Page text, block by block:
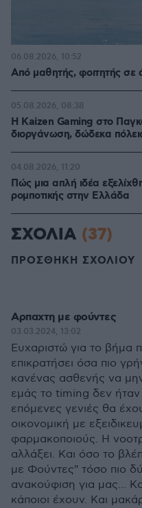
Από μαθητής, φοιτητής σε
06.08.2026, 10:52
H Kaizen Gaming στο
διοργάνωση, δώδεκα
05.08.2026, 08:38
Πώς μια απλή ιδέα
ρομποτικής στην Ελλάδα
04.08.2026, 11:20
ΣΧΟΛΙΑ (37)
ΠΡΟΣΘΗΚΗ ΣΧΟΛΙΟΥ
Αρπαχτη με φούντες
03.03.2024, 13:02
Ευχαριστώ για το βήμα
επικρατήσει όσα πιο
κανένας ασθενής να
εμάς το timing δεν
επόμενες γενιές θα
οικονομική με
φαρμακοποιούς. Η
αλλάξει. Και όσο το
με Φούντες" τόσο πιο
ανακούφιση για μας...
κάποιοι έχουν. Και